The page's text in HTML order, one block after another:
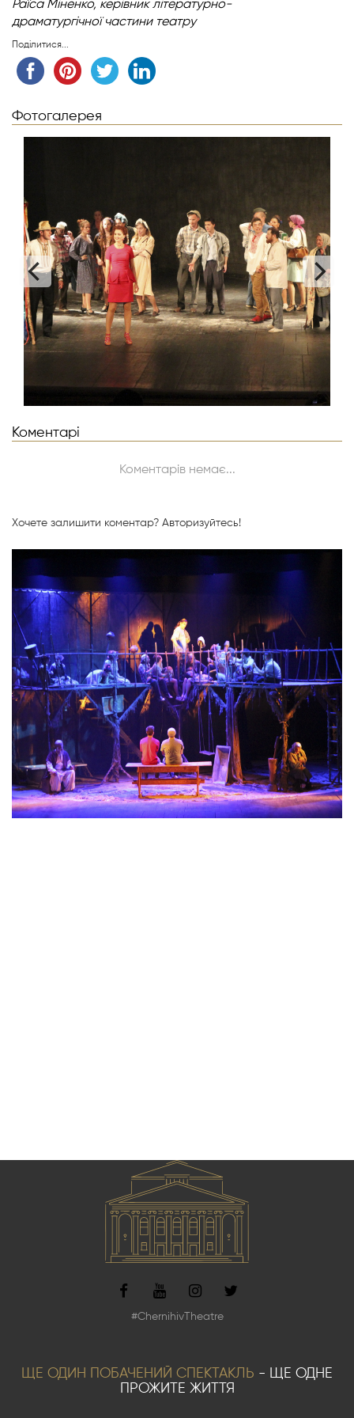
Раїса Міненко, керівник літературно-
драматургічноїчастини театру
Поділитися...
Фотогалерея
Коментарі
Коментарів немає...
Хочете залишити коментар? Авторизуйтесь!
#ChernihivTheatre
ЩЕ ОДИН ПОБАЧЕНИЙ СПЕКТАКЛЬ - ЩЕ ОДНЕ
ПРОЖИТЕ ЖИТТЯ